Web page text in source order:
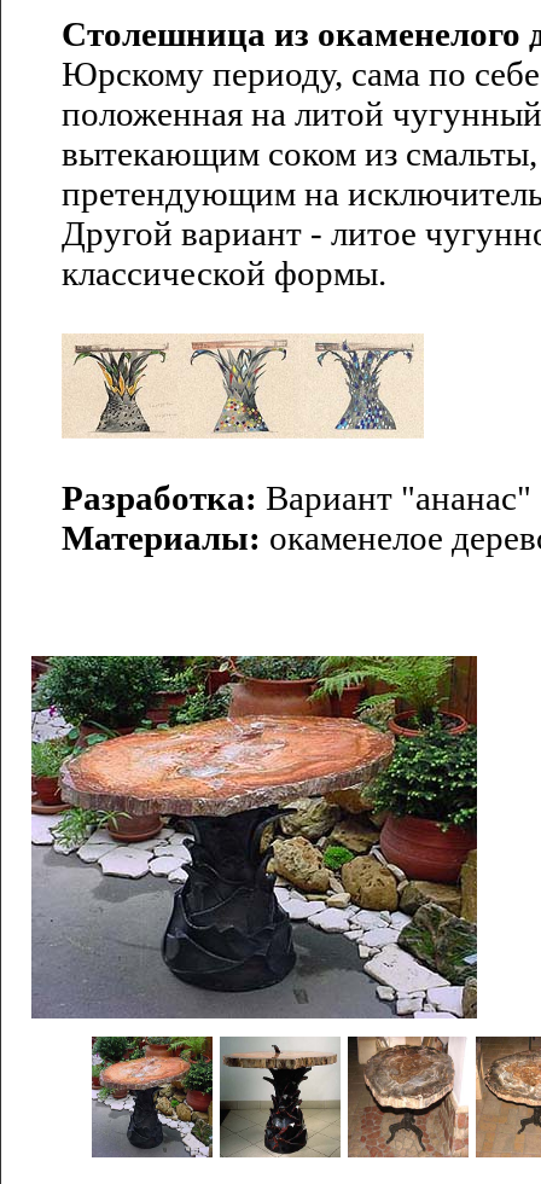
Столешница из окаменелого
Юрскому периоду, сама по
положенная на литой
вытекающим соком из
претендующим на
Другой вариант - литое
классической формы.
Разработка: Вариант
Материалы: окаменелое